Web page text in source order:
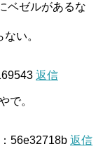
ベゼルがあるな
い。
返信
で。
：56e32718b 返信